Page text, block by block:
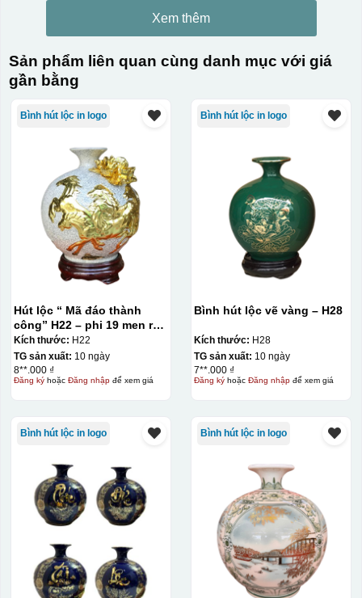
Xem thêm
Sản phẩm liên quan cùng danh mục với giá
gần bằng
Bình hút lộc in logo
Hút lộc “ Mã đáo thành
công” H22 – phi 19 men rạn
dát vàng
Kích thước: H22
TG sản xuất: 10 ngày
8**.000 ₫
Đăng kýhoặc Đăng nhậpđể xem giá
Bình hút lộc in logo
Bình hút lộc vẽ vàng – H28
Kích thước: H28
TG sản xuất: 10 ngày
7**.000 ₫
Đăng kýhoặc Đăng nhậpđể xem giá
Bình hút lộc in logo Bình hút lộc in logo